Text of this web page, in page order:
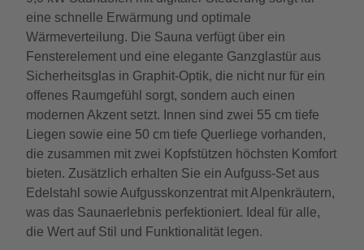
eine schnelle Erwärmung und optimale
Wärmeverteilung. Die Sauna verfügt über ein
Fensterelement und eine elegante Ganzglastür aus
Sicherheitsglas in Graphit-Optik, die nicht nur für ein
offenes Raumgefühl sorgt, sondern auch einen
modernen Akzent setzt. Innen sind zwei 55 cm tiefe
Liegen sowie eine 50 cm tiefe Querliege vorhanden,
die zusammen mit zwei Kopfstützen höchsten Komfort
bieten. Zusätzlich erhalten Sie ein Aufguss-Set aus
Edelstahl sowie Aufgusskonzentrat mit Alpenkräutern,
was das Saunaerlebnis perfektioniert. Ideal für alle,
die Wert auf Stil und Funktionalität legen.